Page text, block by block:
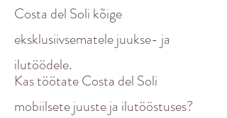
Costa del Soli kõige
eksklusiivsematele juukse- ja
ilutöödele.
Kas töötate Costa del Soli
mobiilsete juuste ja ilutööstuses?